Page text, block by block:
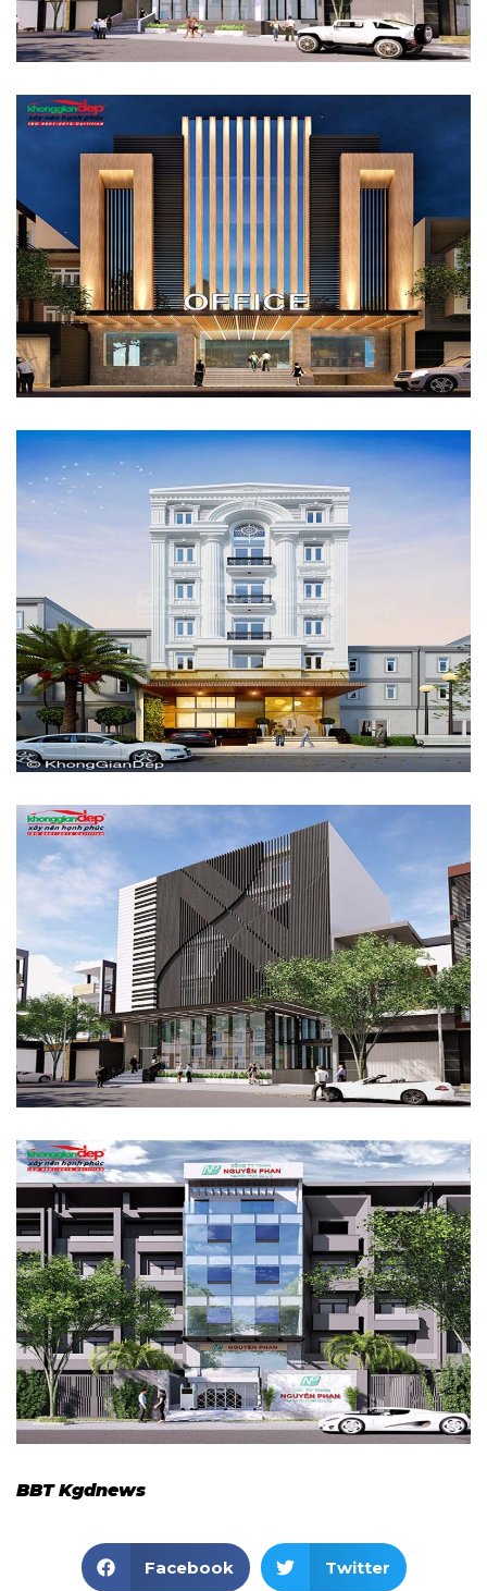
BBT Kgdnews
Facebook Twitter